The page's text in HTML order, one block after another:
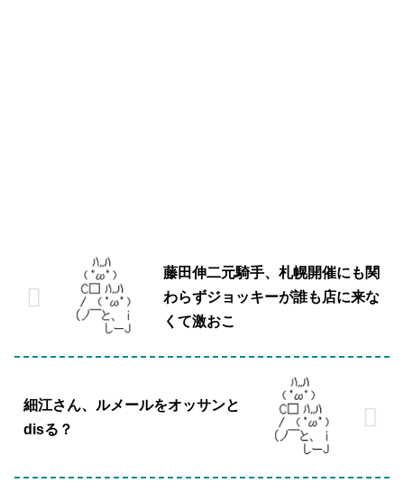
藤田伸二元騎手、札幌開催にも関
わらずジョッキーが誰も店に来な
くて激おこ
細江さん、ルメールをオッサンと
disる？